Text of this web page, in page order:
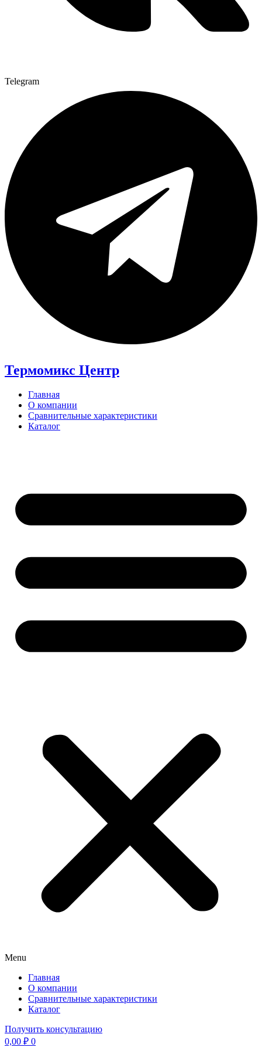
Telegram
Термомикс Центр
Главная
О компании
Сравнительные характеристики
Каталог
Menu
Главная
О компании
Сравнительные характеристики
Каталог
Получить консультацию
0,00 ₽ 0